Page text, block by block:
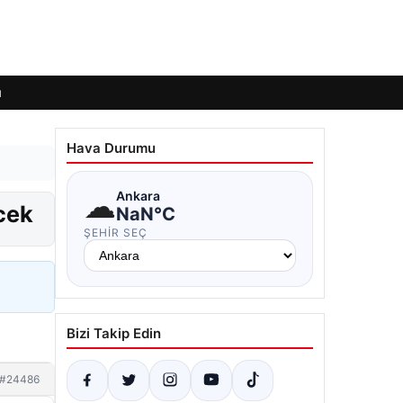
#24486
Hava Durumu
☁Ankara
NaN°C
ŞEHIR SEÇ
Bizi Takip Edin